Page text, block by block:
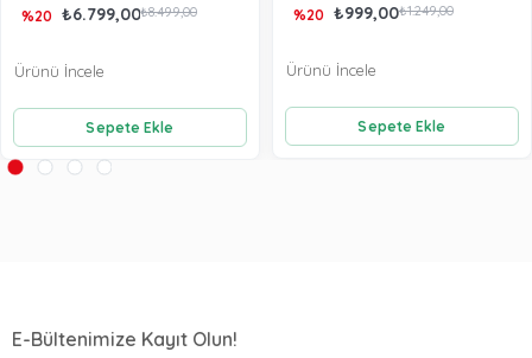
₺6.799,00₺8.499,00
%20
Sepete Ekle
Ürünü İncele
₺999,00₺1.249,00
%20
Sepete Ekle
Ürünü İncele
E-Bültenimize Kayıt Olun!